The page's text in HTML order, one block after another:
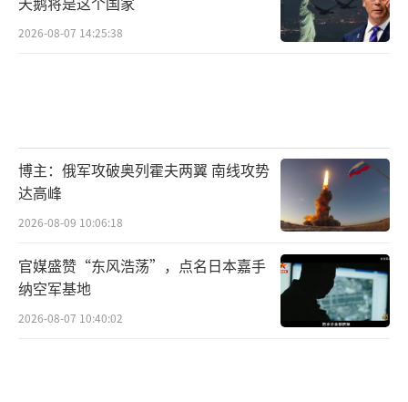
2026-08-07 14:25:38
博主：俄军攻破奥列霍夫两翼 南线攻势
达高峰
2026-08-09 10:06:18
官媒盛赞“东风浩荡”，点名日本嘉手
纳空军基地
2026-08-07 10:40:02